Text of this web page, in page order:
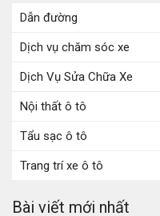
Dẫn đường
Dịch vụ chăm sóc xe
Dịch Vụ Sửa Chữa Xe
Nội thất ô tô
Tẩu sạc ô tô
Trang trí xe ô tô
Bài viết mới nhất